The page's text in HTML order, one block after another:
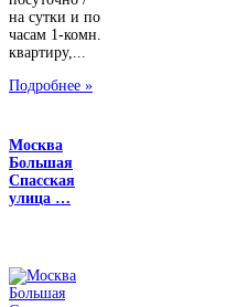
на сутки и по
часам 1-комн.
квартиру,...
Подробнее »
Москва
Большая
Спасская
улица …